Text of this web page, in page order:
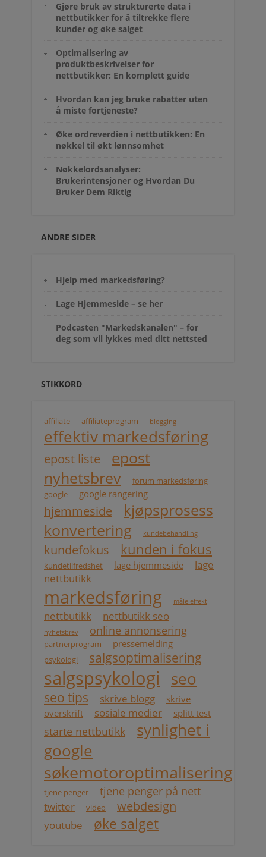
Gjøre bruk av strukturerte data i
nettbutikker for å tiltrekke flere
kunder og øke salget
Optimalisering av
produktbeskrivelser for
nettbutikker: En komplett guide
Hvordan kan jeg bruke rabatter uten
å miste fortjeneste?
Øke ordreverdien i nettbutikken: En
nøkkel til økt lønnsomhet
Nøkkelordsanalyser:
Brukerintensjoner og Hvordan Du
Bruker Dem Riktig
ANDRE SIDER
Hjelp med markedsføring?
Lage Hjemmeside – se her
Podcasten "Markedskanalen" – for
deg som vil lykkes med ditt nettsted
STIKKORD
affiliate affiliateprogram blogging
effektiv markedsføring
epost liste
epost
nyhetsbrev
forum markedsføring
google
google rangering
hjemmeside
kjøpsprosess
konvertering
kundebehandling
kundefokus kunden i fokus
kundetilfredshet lage hjemmeside
lage
nettbutikk
markedsføring måle effekt
nettbutikk nettbutikk seo
nyhetsbrev online annonsering
partnerprogram pressemelding
psykologi salgsoptimalisering
salgspsykologi seo
seo tips skrive blogg
skrive
overskrift
sosiale medier splitt test
starte nettbutikk
synlighet i
google
søkemotoroptimalisering
tjene penger tjene penger på nett
twitter video webdesign
youtube øke salget